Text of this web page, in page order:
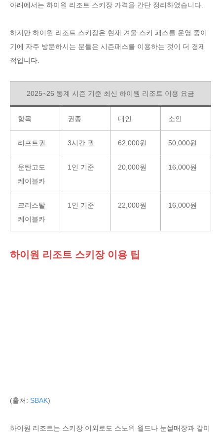
아래에서는 하이원 리조트 스키장 가격을 간단 정리하였습니다.
하지만 하이원 리조트 스키장은 현재 겨울 스키 패스를 운영 중이
기에 자주 방문하시는 분들은 시즌패스를 이용하는 것이 더 경제
적입니다.
2025~26 동계 시즌 기준 최신 하이원 리조트 이용 요금
항목 권종 대인 소인
리프트권 3시간 권 62,000원 50,000원
운탄고도
케이블카
1인 기준 20,000원 16,000원
크리스탈
케이블카
1인 기준 22,000원 16,000원
하이원 리조트 스키장 이용 팁
(출처: SBAK)
하이원 리조트는 스키장 이외로도 스노위 월드나 눈썰매장과 같이